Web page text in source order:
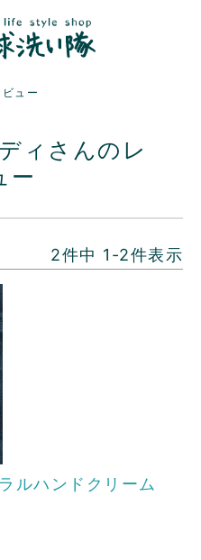
ュー
ィさんのレ
ー
2件中 1 -2件表示
ルハンドクリーム